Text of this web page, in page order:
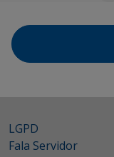
LGPD
Fala Servidor